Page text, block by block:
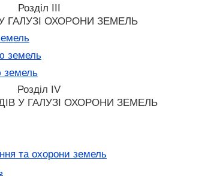
Розділ III
ГАЛУЗІ ОХОРОНИ ЗЕМЕЛЬ
земель
земель
Розділ IV
У ГАЛУЗІ ОХОРОНИ ЗЕМЕЛЬ
та охорони земель